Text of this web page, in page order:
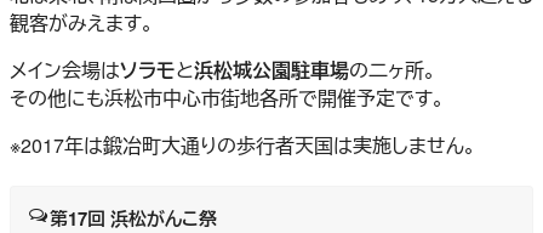
観客がみえます。
メイン会場はソラモと浜松城公園駐車場の二ヶ所。
その他にも浜松市中心市街地各所で開催予定です。
※2017年は鍛冶町大通りの歩行者天国は実施しません。
第17回 浜松がんこ祭